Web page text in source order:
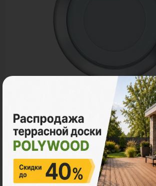
СВЕТИЛЬНИК ДЛЯ ПОЛА, СТАЛЬ,
Ед. измерения шт
Цена за шт: 1 102 ₽